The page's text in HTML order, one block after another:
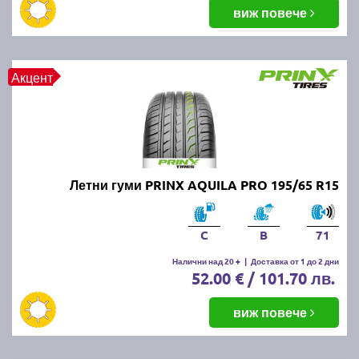
балансировка и реглаж на предния и задния мост.
Неравномерното износване може да е знак за
гуми.
Как да се грижим за летните
Проверявайте редовно налягането, дълбочината
на протектора и състоянието на гумите. Избягвайте
рязко спиране и агресивно шофиране, тъй като
това води до по-бързо износване. Почиствайте
гумите от кал и камъчета и ги проверявайте за
Как се съхраняват зимните и
летни гуми?
виж повече
Акцент
Летни гуми PRINX AQUILA PRO 195/65 R15
C B 71
Налични над 20 + | Доставка от 1 до 2 дни
52.00 € / 101.70 лв.
виж повече